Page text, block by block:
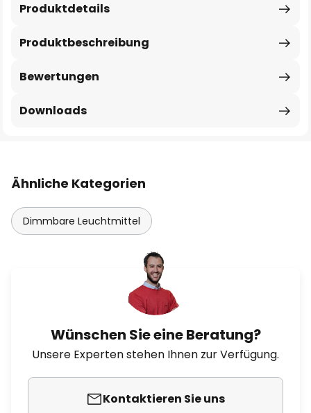
Produktbeschreibung
Produktdetails
Bewertungen
Downloads
Ähnliche Kategorien
Dimmbare Leuchtmittel
Wünschen Sie eine Beratung?
Unsere Experten stehen Ihnen zur Verfügung.
Kontaktieren Sie uns